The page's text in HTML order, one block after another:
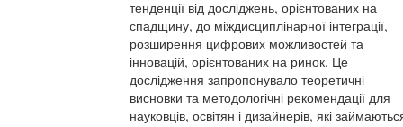
тенденції від досліджень, орієнтованих на
спадщину, до міждисциплінарної інтеграції,
розширення цифрових можливостей та
інновацій, орієнтованих на ринок. Це
дослідження запропонувало теоретичні
висновки та методологічні рекомендації для
науковців, освітян і дизайнерів, які